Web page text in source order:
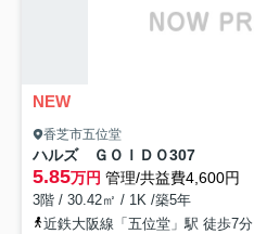
NEW
香芝市五位堂
ハルズ ＧＯＩＤＯ307
5.85万円 管理/共益費4,600円
3階 / 30.42㎡ / 1K /築5年
近鉄大阪線「五位堂」駅 徒歩7分